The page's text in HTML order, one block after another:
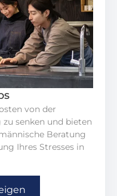
von der
senken und bieten
Beratung
Ihres Stresses in